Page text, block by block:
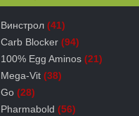
Винстрол (41)
Carb Blocker (94)
100% Egg Aminos (21)
Mega-Vit (38)
Go (28)
Pharmabold (56)